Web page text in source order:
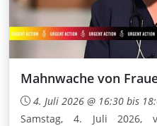
Mahnwache von
4. Juli 2026 @ 16:30 bis
Samstag, 4. Juli 2026,